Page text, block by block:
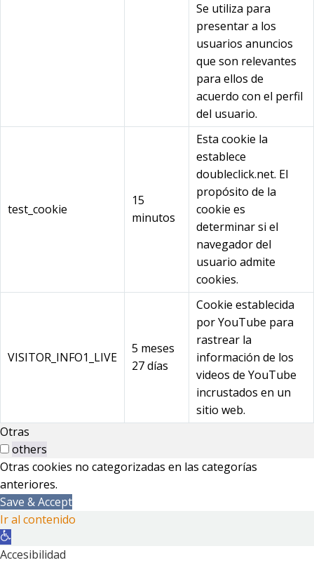
Se utiliza para
presentar a los
usuarios anuncios
que son relevantes
para ellos de
acuerdo con el perfil
del usuario.
test_cookie
15
minutos
Esta cookie la
establece
doubleclick.net. El
propósito de la
cookie es
determinar si el
navegador del
usuario admite
cookies.
VISITOR_INFO1_LIVE
5 meses
27 días
Cookie establecida
por YouTube para
rastrear la
información de los
videos de YouTube
incrustados en un
sitio web.
Otras
others
Otras cookies no categorizadas en las categorías
anteriores.
Save & Accept
Ir al contenido
Abrir
barra
Accesibilidad